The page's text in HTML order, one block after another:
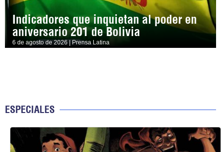
Indicadores que inquietan al poder en
aniversario 201 de Bolivia
6 de agosto de 2026 | Prensa Latina
ESPECIALES